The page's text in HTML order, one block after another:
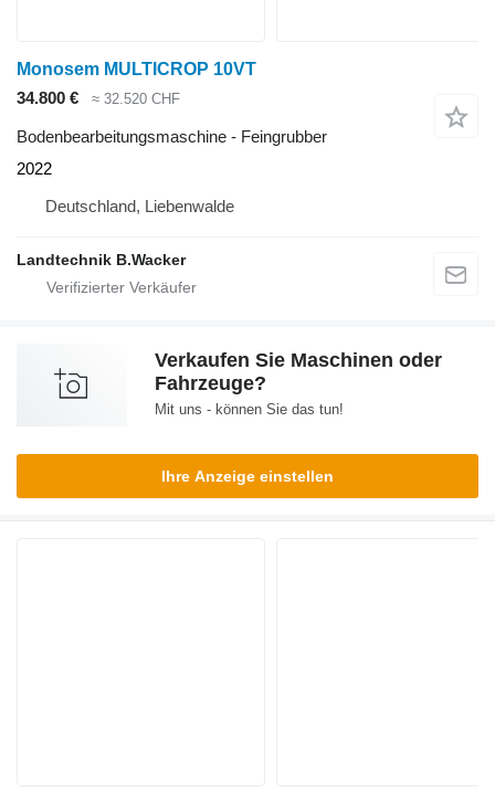
Monosem MULTICROP 10VT
34.800 €
≈ 32.520 CHF
Bodenbearbeitungsmaschine - Feingrubber
2022
Deutschland, Liebenwalde
Landtechnik B.Wacker
Verkaufen Sie Maschinen oder
Fahrzeuge?
Mit uns - können Sie das tun!
Ihre Anzeige einstellen